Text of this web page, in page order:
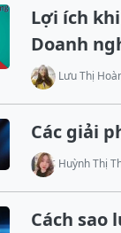
Lợi ích
Doanh
Lưu Thị
Các giải
Huỳnh Thị
Cách sao